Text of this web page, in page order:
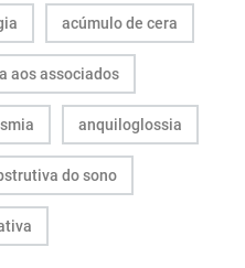
acúmulo de cera
aos associados
anquiloglossia
do sono